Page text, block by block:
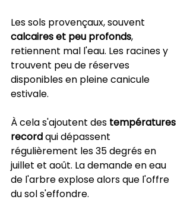
Les sols provençaux, souvent
calcaires et peu profonds,
retiennent mal l'eau. Les racines y
trouvent peu de réserves
disponibles en pleine canicule
estivale.
À cela s'ajoutent des températures
record qui dépassent
régulièrement les 35 degrés en
juillet et août. La demande en eau
de l'arbre explose alors que l'offre
du sol s'effondre.